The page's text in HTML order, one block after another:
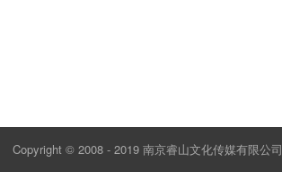
Copyright © 2008 - 2019 南京睿山文化传媒有限公司